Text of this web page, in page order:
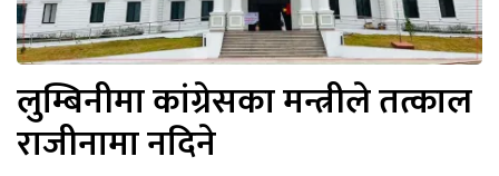
लुम्बिनीमा कांग्रेसका मन्त्रीले तत्काल
राजीनामा नदिने